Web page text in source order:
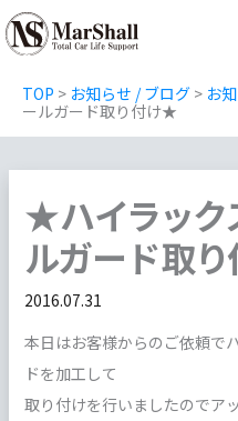
内
容
キ
ッ
TOP > お知らせ / ブログ > お
ールガード取り付け★
★ハイラッ
ルガード取
2016.07.31
本日はお客様からのご依頼で
ドを加工して
取り付けを行いましたのでア